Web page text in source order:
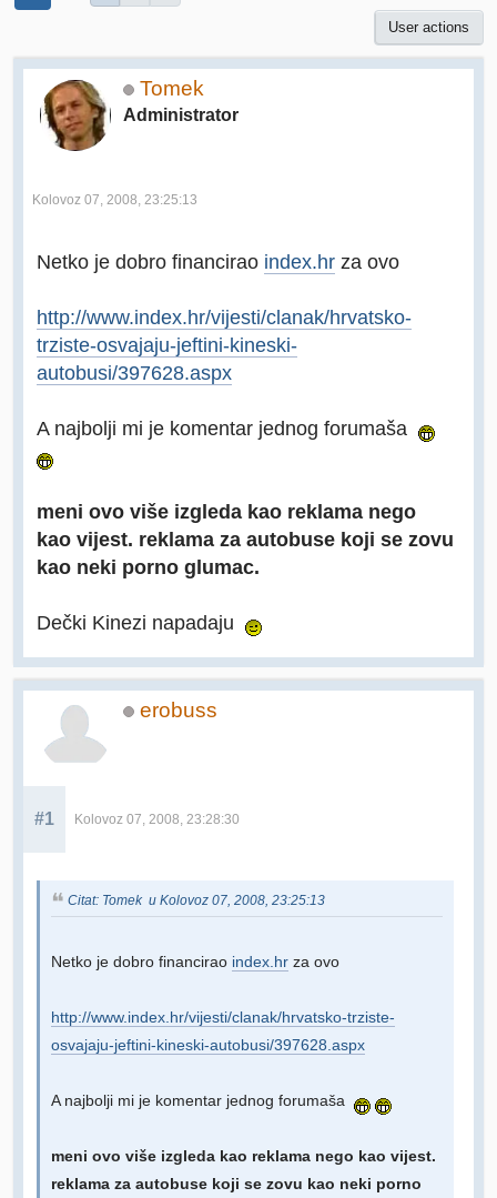
User actions
Tomek
Administrator
Kolovoz 07, 2008, 23:25:13
Netko je dobro financirao index.hr za ovo
http://www.index.hr/vijesti/clanak/hrvatsko-
trziste-osvajaju-jeftini-kineski-
autobusi/397628.aspx
A najbolji mi je komentar jednog forumaša
meni ovo više izgleda kao reklama nego
kao vijest. reklama za autobuse koji se zovu
kao neki porno glumac.
Dečki Kinezi napadaju
erobuss
#1 Kolovoz 07, 2008, 23:28:30
Citat: Tomek u Kolovoz 07, 2008, 23:25:13
Netko je dobro financirao index.hr za ovo
http://www.index.hr/vijesti/clanak/hrvatsko-trziste-
osvajaju-jeftini-kineski-autobusi/397628.aspx
A najbolji mi je komentar jednog forumaša
meni ovo više izgleda kao reklama nego kao vijest.
reklama za autobuse koji se zovu kao neki porno